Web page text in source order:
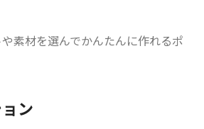
素材を選んでかんたんに作れるポ
ン